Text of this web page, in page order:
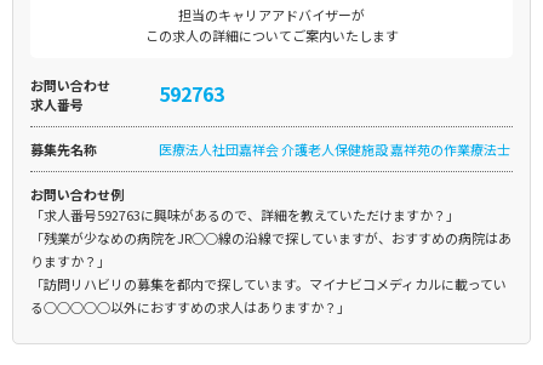
担当のキャリアアドバイザーが
この求人の詳細についてご案内いたします
お問い合わせ
求人番号
592763
募集先名称 医療法人社団嘉祥会 介護老人保健施設 嘉祥苑の作業療法士
お問い合わせ例
「求人番号592763に興味があるので、詳細を教えていただけますか？」
「残業が少なめの病院をJR○○線の沿線で探していますが、おすすめの病院はあ
りますか？」
「訪問リハビリの募集を都内で探しています。マイナビコメディカルに載ってい
る○○○○○以外におすすめの求人はありますか？」